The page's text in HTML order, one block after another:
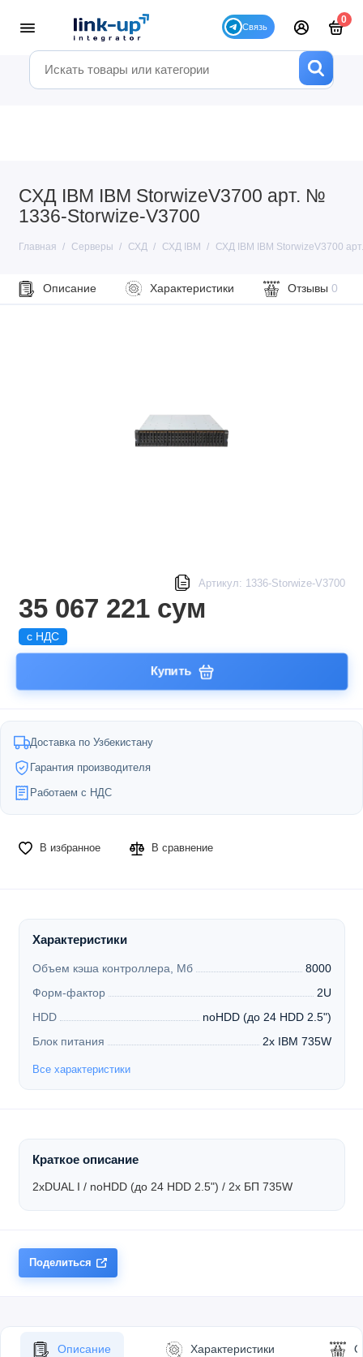
0
СХД IBM IBM StorwizeV3700 арт. №
1336-Storwize-V3700
Главная Серверы СХД СХД IBM СХД IBM IBM StorwizeV3700
Описание Характеристики Отзывы 0
Артикул: 1336-Storwize-V3700
35 067 221 сум
с НДС
Купить
Доставка по Узбекистану
Гарантия производителя
Работаем с НДС
В избранное В сравнение
Характеристики
Объем кэша контроллера, Мб
8000
Форм-фактор
2U
HDD
noHDD (до 24 HDD 2.5")
Блок питания
2x IBM 735W
Все характеристики
Краткое описание
2xDUAL I / noHDD (до 24 HDD 2.5") / 2x БП 735W
Поделиться
Описание Характеристики